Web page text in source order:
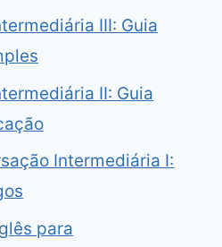
III: Guia
II: Guia
Intermediária I:
para